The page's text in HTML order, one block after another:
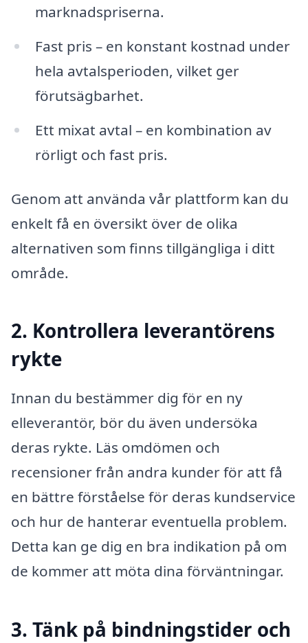
marknadspriserna.
Fast pris – en konstant kostnad under
hela avtalsperioden, vilket ger
förutsägbarhet.
Ett mixat avtal – en kombination av
rörligt och fast pris.
Genom att använda vår plattform kan du
enkelt få en översikt över de olika
alternativen som finns tillgängliga i ditt
område.
2. Kontrollera leverantörens
rykte
Innan du bestämmer dig för en ny
elleverantör, bör du även undersöka
deras rykte. Läs omdömen och
recensioner från andra kunder för att få
en bättre förståelse för deras kundservice
och hur de hanterar eventuella problem.
Detta kan ge dig en bra indikation på om
de kommer att möta dina förväntningar.
3. Tänk på bindningstider och